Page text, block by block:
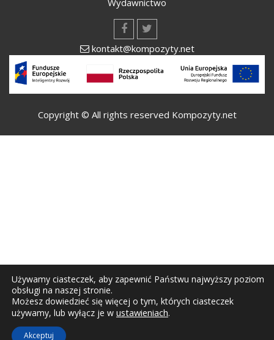
Wydawnictwo
kontakt@kompozyty.net
Copyright © All rights reserved Kompozyty.net
Używamy ciasteczek, aby zapewnić Państwu najwyższy poziom
obsługi na naszej stronie.
Możesz dowiedzieć się więcej o tym, których ciasteczek
używamy, lub wyłącz je w ustawieniach.
Akceptuj